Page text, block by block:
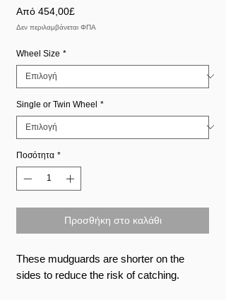
Από 454,00£
Έκπτωσης
Δεν περιλαμβάνεται ΦΠΑ
Wheel Size *
Single or Twin Wheel *
Ποσότητα *
Προσθήκη στο καλάθι
These mudguards are shorter on the
sides to reduce the risk of catching.